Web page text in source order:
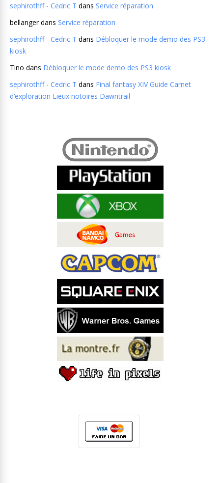
sephirothff - Cedric T dans Service réparation
bellangerdans Service réparation
sephirothff - Cedric T dans Débloquer le mode demo des PS3
kiosk
Tino dans Débloquer le mode demo des PS3 kiosk
sephirothff - Cedric T dans Final fantasy XIV Guide Carnet
d’exploration Lieux notoires Dawntrail